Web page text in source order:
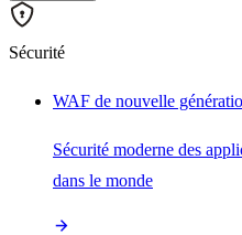
Sécurité
WAF de nouvelle
Sécurité moderne des
dans le monde